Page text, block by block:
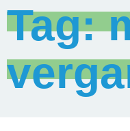
Tag: